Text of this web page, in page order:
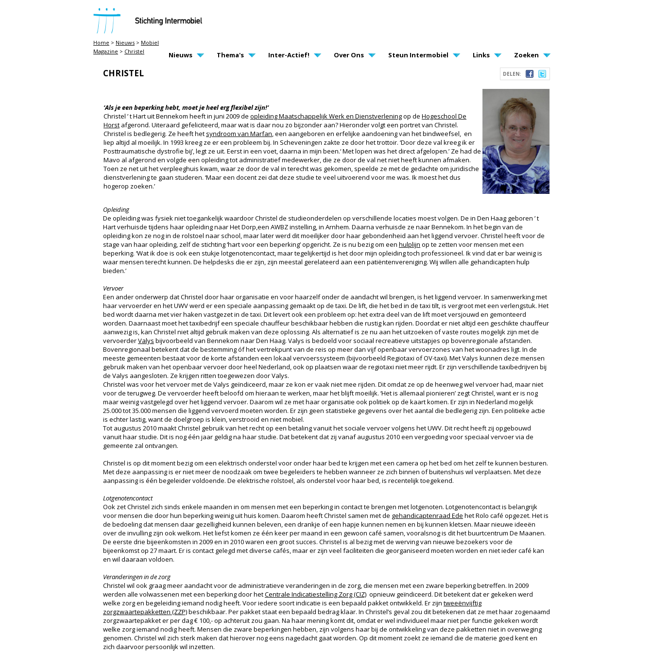
STICHTING INTERMOBIEL
MAIN PAGE NAVIGATION
Nieuws Thema's Inter-Actief! Over Ons Steun Intermobiel Links Zoeken
Home > Nieuws > Mobiel
Magazine > Christel
DELEN:
CHRISTEL
‘Als je een beperking hebt, moet je heel erg flexibel zijn!’
Christel ’ t Hart uit Bennekom heeft in juni 2009 de opleiding Maatschappelijk Werk en Dienstverleningop de Hogeschool De
Horst afgerond. Uiteraard gefeliciteerd, maar wat is daar nou zo bijzonder aan? Hieronder volgt een portret van Christel.
Christel is bedlegerig. Ze heeft het syndroom van Marfan, een aangeboren en erfelijke aandoening van het bindweefsel, en
liep altijd al moeilijk. In 1993 kreeg ze er een probleem bij. In Scheveningen zakte ze door het trottoir. ‘Door deze val kreeg ik er
Posttraumatische dystrofie bij’, legt ze uit. Eerst in een voet, daarna in mijn been.‘ Met lopen was het direct afgelopen.’ Ze had de
Mavo al afgerond en volgde een opleiding tot administratief medewerker, die ze door de val net niet heeft kunnen afmaken.
Toen ze net uit het verpleeghuis kwam, waar ze door de val in terecht was gekomen, speelde ze met de gedachte om juridische
dienstverlening te gaan studeren. ‘Maar een docent zei dat deze studie te veel uitvoerend voor me was. Ik moest het dus
hogerop zoeken.’
Opleiding
De opleiding was fysiek niet toegankelijk waardoor Christel de studieonderdelen op verschillende locaties moest volgen. De in Den Haag geboren ’ t
Hart verhuisde tijdens haar opleiding naar Het Dorp,een AWBZ instelling, in Arnhem. Daarna verhuisde ze naar Bennekom. In het begin van de
opleiding kon ze nog in de rolstoel naar school, maar later werd dit moeilijker door haar gebondenheid aan het liggend vervoer. Christel heeft voor de
stage van haar opleiding, zelf de stichting ‘hart voor een beperking’ opgericht. Ze is nu bezig om een hulplijn op te zetten voor mensen met een
beperking. ‘Wat ik doe is ook een stukje lotgenotencontact, maar tegelijkertijd is het door mijn opleiding toch professioneel. Ik vind dat er bar weinig is
waar mensen terecht kunnen. De helpdesks die er zijn, zijn meestal gerelateerd aan een patiëntenvereniging. Wij willen alle gehandicapten hulp
bieden.’
Vervoer
Een ander onderwerp dat Christel door haar organisatie en voor haarzelf onder de aandacht wil brengen, is het liggend vervoer. In samenwerking met
haar vervoerder en het UWV werd er een speciale aanpassing gemaakt op de taxi. De lift, die het bed in de taxi tilt, is vergroot met een verlengstuk. Het
bed wordt daarna met vier haken vastgezet in de taxi. Dit levert ook een probleem op: het extra deel van de lift moet versjouwd en gemonteerd
worden. Daarnaast moet het taxibedrijf een speciale chauffeur beschikbaar hebben die rustig kan rijden. Doordat er niet altijd een geschikte chauffeur
aanwezig is, kan Christel niet altijd gebruik maken van deze oplossing. Als alternatief is ze nu aan het uitzoeken of vaste routes mogelijk zijn met de
vervoerderValys bijvoorbeeld van Bennekom naar Den Haag. Valys is bedoeld voor sociaal recreatieve uitstapjes op bovenregionale afstanden.
Bovenregionaal betekent dat de bestemming óf het vertrekpunt van de reis op meer dan vijf openbaar vervoerzones van het woonadres ligt. In de
meeste gemeenten bestaat voor de korte afstanden een lokaal vervoerssysteem (bijvoorbeeld Regiotaxi of OV-taxi). Met Valys kunnen deze mensen
gebruik maken van het openbaar vervoer door heel Nederland, ook op plaatsen waar de regiotaxi niet meer rijdt. Er zijn verschillende taxibedrijven bij
de Valys aangesloten. Ze krijgen ritten toegewezen door Valys.
Christel was voor het vervoer met de Valys geïndiceerd, maar ze kon er vaak niet mee rijden. Dit omdat ze op de heenweg wel vervoer had, maar niet
voor de terugweg. De vervoerder heeft beloofd om hieraan te werken, maar het blijft moeilijk. ‘Het is allemaal pionieren’ zegt Christel, want er is nog
maar weinig vastgelegd over het liggend vervoer. Daarom wil ze met haar organisatie ook politiek op de kaart komen. Er zijn in Nederland mogelijk
25.000 tot 35.000 mensen die liggend vervoerd moeten worden. Er zijn geen statistieke gegevens over het aantal die bedlegerig zijn. Een politieke actie
is echter lastig, want de doelgroep is klein, verstrooid en niet mobiel.
Tot augustus 2010 maakt Christel gebruik van het recht op een betaling vanuit het sociale vervoer volgens het UWV. Dit recht heeft zij opgebouwd
vanuit haar studie. Dit is nog één jaar geldig na haar studie. Dat betekent dat zij vanaf augustus 2010 een vergoeding voor speciaal vervoer via de
gemeente zal ontvangen.
Christel is op dit moment bezig om een elektrisch onderstel voor onder haar bed te krijgen met een camera op het bed om het zelf te kunnen besturen.
Met deze aanpassing is er niet meer de noodzaak om twee begeleiders te hebben wanneer ze zich binnen of buitenshuis wil verplaatsen. Met deze
aanpassing is één begeleider voldoende. De elektrische rolstoel, als onderstel voor haar bed, is recentelijk toegekend.
Lotgenotencontact
Ook zet Christel zich sinds enkele maanden in om mensen met een beperking in contact te brengen met lotgenoten. Lotgenotencontact is belangrijk
voor mensen die door hun beperking weinig uit huis komen. Daarom heeft Christel samen met de gehandicaptenraad Ede het Rolo café opgezet. Het is
de bedoeling dat mensen daar gezelligheid kunnen beleven, een drankje of een hapje kunnen nemen en bij kunnen kletsen. Maar nieuwe ideeën
over de invulling zijn ook welkom. Het liefst komen ze één keer per maand in een gewoon café samen, vooralsnog is dit het buurtcentrum De Maanen.
De eerste drie bijeenkomsten in 2009 en in 2010 waren een groot succes. Christel is al bezig met de werving van nieuwe bezoekers voor de
bijeenkomst op 27 maart. Er is contact gelegd met diverse cafés, maar er zijn veel faciliteiten die georganiseerd moeten worden en niet ieder café kan
en wil daaraan voldoen.
Veranderingen in de zorg
Christel wil ook graag meer aandacht voor de administratieve veranderingen in de zorg, die mensen met een zware beperking betreffen. In 2009
werden alle volwassenen met een beperking door hetCentrale Indicatiestelling Zorg (CIZ) opnieuw geïndiceerd. Dit betekent dat er gekeken werd
welke zorg en begeleiding iemand nodig heeft. Voor iedere soort indicatie is een bepaald pakket ontwikkeld. Er zijn tweeënvijftig
zorgzwaartepakketten (ZZP)beschikbaar. Per pakket staat een bepaald bedrag klaar. In Christel’s geval zou dit betekenen dat ze met haar zogenaamd
zorgzwaartepakket er per dag € 100,- op achteruit zou gaan. Na haar mening komt dit, omdat er wel individueel maar niet per functie gekeken wordt
welke zorg iemand nodig heeft. Mensen die zware beperkingen hebben, zijn volgens haar bij de ontwikkeling van deze pakketten niet in overweging
genomen. Christel wil zich sterk maken dat hierover nog eens nagedacht gaat worden. Op dit moment zoekt ze iemand die de materie goed kent en
zich daarvoor persoonlijk wil inzetten.